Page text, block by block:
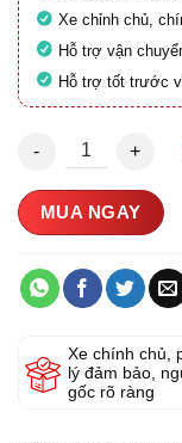
Xe chỉnh chủ,
Hỗ trợ vận
Hỗ trợ tốt trước
Honda Zoomer X
MUA NGAY
Xe chính chủ,
lý đảm bảo,
gốc rõ ràng